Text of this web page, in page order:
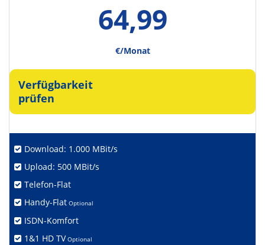
64,99
€/Monat
Verfügbarkeit
prüfen
Download: 1.000 MBit/s
Upload: 500 MBit/s
Telefon-Flat
Handy-Flat Optional
ISDN-Komfort
1&1 HD TV Optional